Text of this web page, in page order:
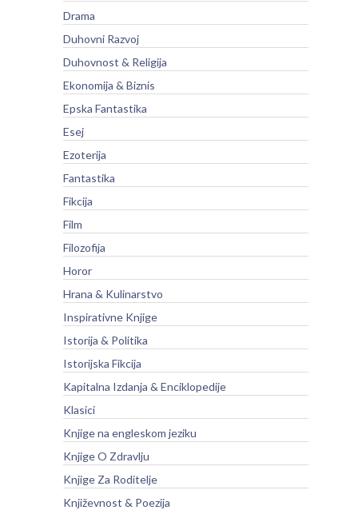
Drama
Duhovni Razvoj
Duhovnost & Religija
Ekonomija & Biznis
Epska Fantastika
Esej
Ezoterija
Fantastika
Fikcija
Film
Filozofija
Horor
Hrana & Kulinarstvo
Inspirativne Knjige
Istorija & Politika
Istorijska Fikcija
Kapitalna Izdanja & Enciklopedije
Klasici
Knjige na engleskom jeziku
Knjige O Zdravlju
Knjige Za Roditelje
Književnost & Poezija